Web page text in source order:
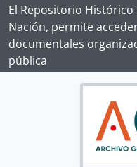
El Repositorio
Nación, permite
documentales
pública